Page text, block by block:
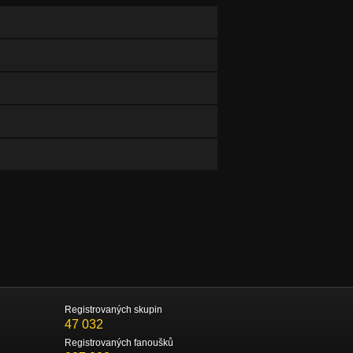
Registrovaných skupin
47 032
Registrovaných fanoušků